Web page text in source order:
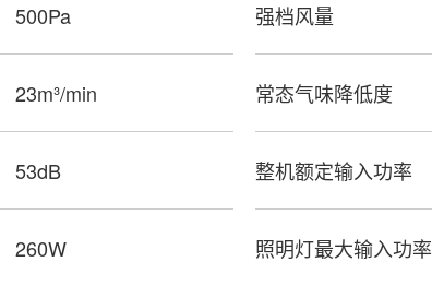
500Pa 强档风量
23m³/min 常态气味降低度
53dB 整机额定输入功率
260W 照明灯最大输入功率